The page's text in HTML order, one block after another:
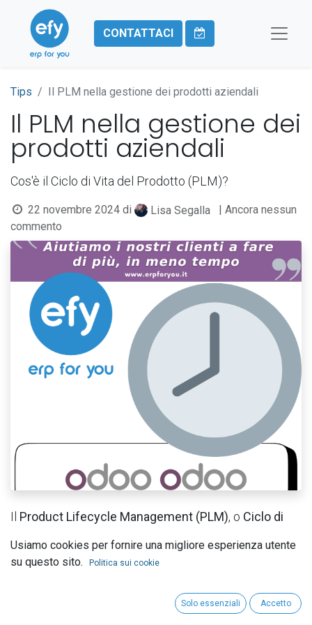
CONTATTACI
Tips ​Il PLM nella gestione dei prodotti aziendali
​Il PLM nella gestione dei
prodotti aziendali
Cos'è il Ciclo di Vita del Prodotto (PLM)?
22 novembre 2024 di Lisa Segalla
| Ancora nessun
commento
Il Product Lifecycle Management (PLM), o Ciclo di
, è un approccio che aiuta le aziende
a gestire tutte le fasi di un prodotto, dalla
PLM, le imprese possono migliorare l'efficienza,
ridurre i tempi di lancio e garantire prodotti di qualità.
Usiamo cookies per fornire una migliore esperienza utente
su questo sito.
Politica sui cookie
Solo essenziali Accetto